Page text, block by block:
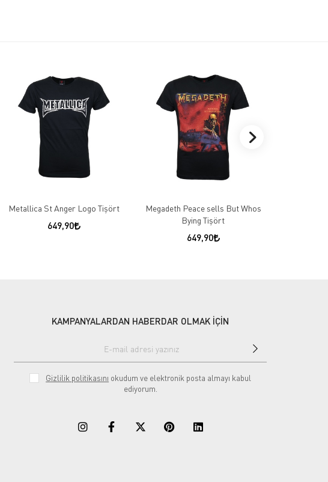
Metallica St Anger Logo Tişört
649,90
Megadeth Peace sells But Whos
Bying Tişört
649,90
KAMPANYALARDAN HABERDAR OLMAK İÇİN
Gizlilik politikasını okudum ve elektronik posta almayı kabul
ediyorum.